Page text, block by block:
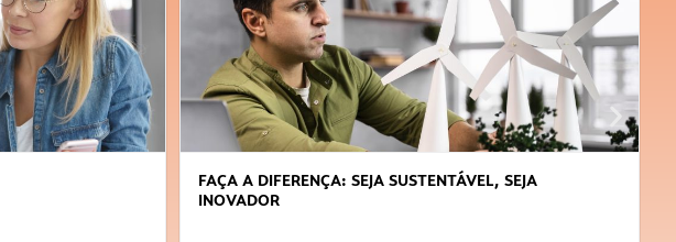
FAÇA A DIFERENÇA: SEJA SUSTENTÁVEL, SEJA
INOVADOR